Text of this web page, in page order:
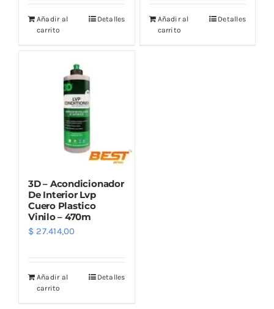
Outlet
Noticias
Añadir al
carrito
Detalles
Añadir al
carrito
Detalles
3D – Acondicionador
De Interior Lvp
Cuero Plastico
Vinilo – 470m
$ 27.414,00
Añadir al
carrito
Detalles